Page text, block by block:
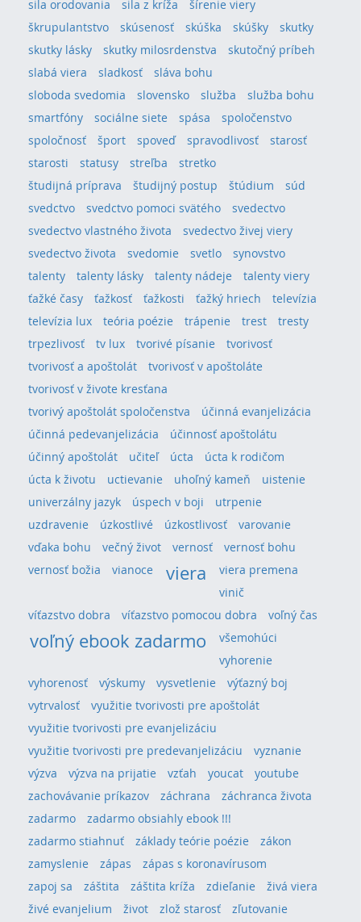
sila orodovania sila z kríža
šírenie viery
škrupulantstvo
skúsenosť skúška skúšky
skutky
skutky lásky
skutky milosrdenstva
skutočný príbeh
slabá viera
sladkosť
sláva bohu
sloboda svedomia
slovensko služba
služba bohu
smartfóny
sociálne siete spása
spoločenstvo
spoločnosť
šport spoveď spravodlivosť
starosť
starosti
statusy streľba
stretko
študijná príprava
študijný postup štúdium
súd
svedctvo
svedctvo pomoci svätého
svedectvo
svedectvo vlastného života
svedectvo živej viery
svedectvo života
svedomie svetlo
synovstvo
talenty
talenty lásky talenty nádeje
talenty viery
ťažké časy
ťažkosť ťažkosti ťažký hriech
televízia
televízia lux
teória poézie trápenie trest
tresty
trpezlivosť
tv lux tvorivé písanie
tvorivosť
tvorivosť a apoštolát
tvorivosť v apoštoláte
tvorivosť v živote kresťana
tvorivý apoštolát spoločenstva
účinná evanjelizácia
účinná pedevanjelizácia
účinnosť apoštolátu
účinný apoštolát
učiteľ úcta
úcta k rodičom
úcta k životu
uctievanie uhoľný kameň
uistenie
univerzálny jazyk
úspech v boji
utrpenie
uzdravenie
úzkostlivé úzkostlivosť
varovanie
vďaka bohu
večný život vernosť
vernosť bohu
vernosť božia
vianoce viera
viera premena
vinič
víťazstvo dobra
víťazstvo pomocou dobra voľný čas
voľný ebook zadarmo
všemohúci
vyhorenie
vyhorenosť
výskumy vysvetlenie
výťazný boj
vytrvalosť
využitie tvorivosti pre apoštolát
využitie tvorivosti pre evanjelizáciu
využitie tvorivosti pre predevanjelizáciu
vyznanie
výzva
výzva na prijatie vzťah youcat
youtube
zachovávanie príkazov
záchrana
záchranca života
zadarmo
zadarmo obsiahly ebook !!!
zadarmo stiahnuť
základy teórie poézie
zákon
zamyslenie
zápas
zápas s koronavírusom
zapoj sa
záštita záštita kríža zdieľanie
živá viera
živé evanjelium
život zlož starosť
zľutovanie